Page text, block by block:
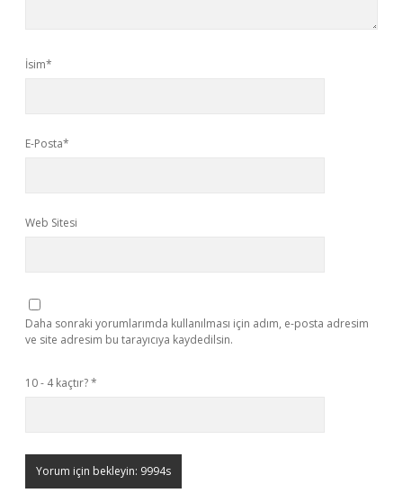
İsim*
E-Posta*
Web Sitesi
Daha sonraki yorumlarımda kullanılması için adım, e-posta adresim
ve site adresim bu tarayıcıya kaydedilsin.
10 - 4 kaçtır?*